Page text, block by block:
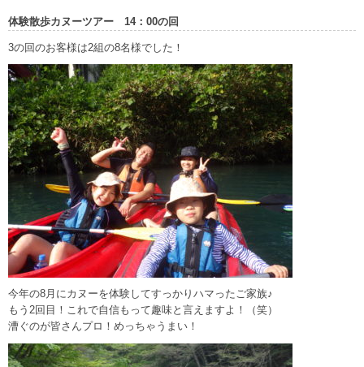
体験散歩カヌーツアー 14：00の回
3の回のお客様は2組の8名様でした！
今年の8月にカヌーを体験してすっかりハマったご家族♪
もう2回目！これで自信もって趣味と言えますよ！（笑）
漕ぐのが皆さんプロ！めっちゃうまい！